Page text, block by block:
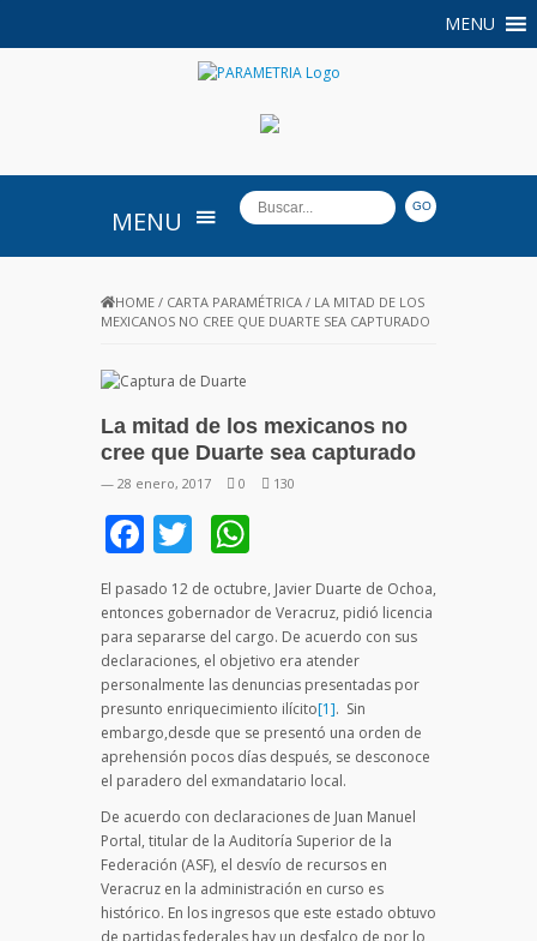
MENU
PARAMETRIA
MENU
HOME / CARTA PARAMÉTRICA / LA MITAD DE LOS
MEXICANOS NO CREE QUE DUARTE SEA CAPTURADO
La mitad de los mexicanos no
cree que Duarte sea capturado
— 28 enero, 2017 0 130
Facebook
Twitter
El pasado 12 de octubre, Javier Duarte de Ochoa,
entonces gobernador de Veracruz, pidió licencia
para separarse del cargo. De acuerdo con sus
declaraciones, el objetivo era atender
personalmente las denuncias presentadas por
presunto enriquecimiento ilícito[1]. Sin
embargo,desde que se presentó una orden de
aprehensión pocos días después, se desconoce
el paradero del exmandatario local.
De acuerdo con declaraciones de Juan Manuel
Portal, titular de la Auditoría Superior de la
Federación (ASF), el desvío de recursos en
Veracruz en la administración en curso es
histórico. En los ingresos que este estado obtuvo
de partidas federales hay un desfalco de por lo